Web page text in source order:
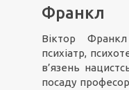
Франкл
Віктор
психіатр,
в’язень
посаду